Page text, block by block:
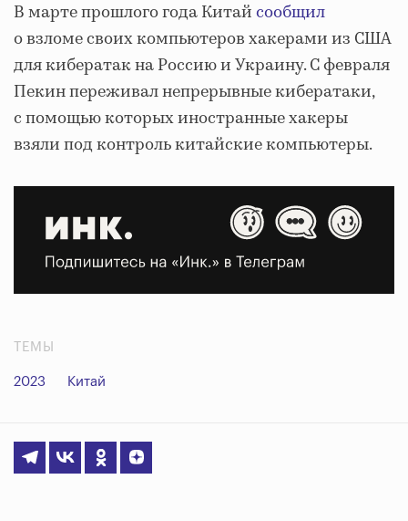
В марте прошлого года Китайсообщил
о взломе своих компьютеров хакерами из США
для кибератак на Россию и Украину. С февраля
Пекин переживал непрерывные кибератаки,
с помощью которых иностранные хакеры
взяли под контроль китайские компьютеры.
ТЕМЫ
2023 Китай